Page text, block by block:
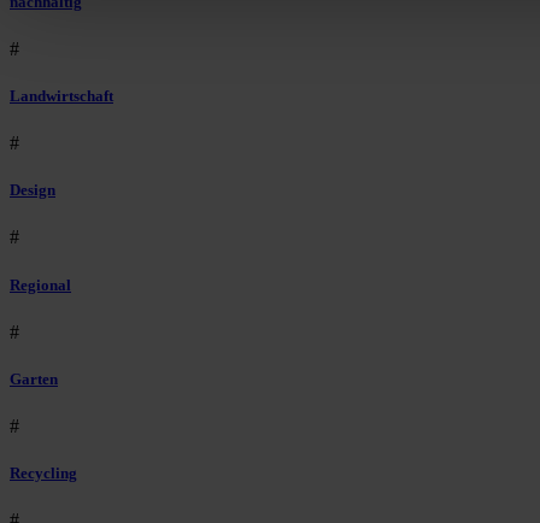
#
Landwirtschaft
#
Design
#
Regional
#
Garten
#
Recycling